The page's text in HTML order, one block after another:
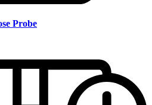
Probe